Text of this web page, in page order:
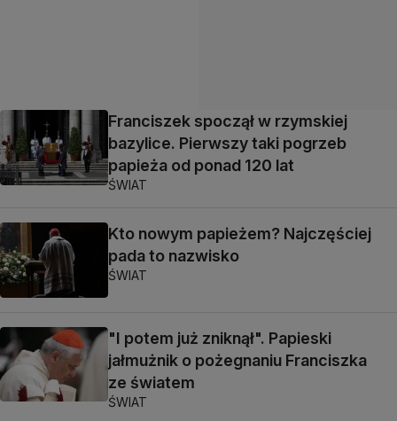
Franciszek spoczął w rzymskiej
bazylice. Pierwszy taki pogrzeb
papieża od ponad 120 lat
ŚWIAT
Kto nowym papieżem? Najczęściej
pada to nazwisko
ŚWIAT
"I potem już zniknął". Papieski
jałmużnik o pożegnaniu Franciszka
ze światem
ŚWIAT